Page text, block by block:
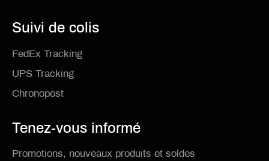
Suivi de colis
FedEx Tracking
UPS Tracking
Chronopost
Tenez-vous informé
Promotions, nouveaux produits et soldes